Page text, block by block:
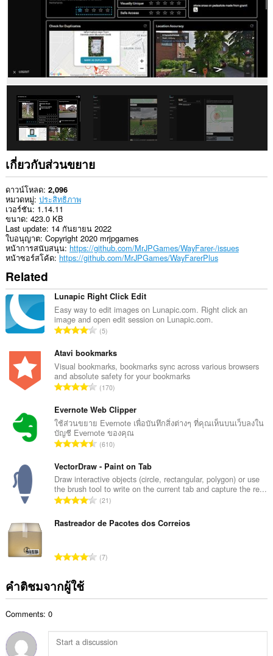
เกี่ยวกับส่วนขยาย
ดาวน์โหลด 2,096
หมวดหมู่ ประสิทธิภาพ
เวอร์ชัน 1.14.11
ขนาด 423.0 KB
Last update 14 กันยายน 2022
ใบอนุญาต Copyright 2020 mrjpgames
หน้าการสนับสนุน https://github.com/MrJPGames/WayFarer-/issues
หน้าซอร์สโค้ด https://github.com/MrJPGames/WayFarerPlus
Related
Lunapic Right Click Edit
Easy way to edit images on Lunapic.com. Right click an
image and open edit session on Lunapic.com.
จำ
ว
น
ค
ะ
น
น
ร
ว
ม
ทั้
ง
ห
ด
5
Atavi bookmarks
Visual bookmarks, bookmarks sync across various browsers
and absolute safety for your bookmarks
จำ
ว
น
ค
ะ
น
น
ร
ว
ม
ห
170
Evernote Web Clipper
ใช้ส่วนขยาย Evernote เพื่อบันทึกสิ่งต่างๆ ที่คุณเห็นบนเว็บลงใน
บัญชี Evernote ของคุณ
จำ
ว
น
ค
ะ
น
ร
ว
ง
ด
:
610
VectorDraw - Paint on Tab
Draw interactive objects (circle, rectangular, polygon) or use
the brush tool to write on the current tab and capture the re...
จำ
ว
ะ
น
ม
ทั้
21
Rastreador de Pacotes dos Correios
จำ
แ
น
7
คำติชมจากผู้ใช้
Comments: 0